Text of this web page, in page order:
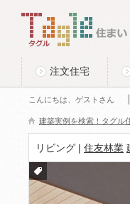
Tagle タグル 住まい
注文住宅
こんにちは、ゲストさん
建築実例を検索！タグル
リビング | 住友林業
付箋
をつ